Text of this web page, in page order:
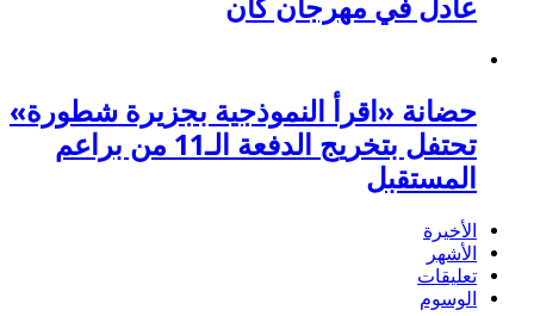
عادل في مهرجان كان
حضانة «اقرأ النموذجية بجزيرة شطورة»
تحتفل بتخريج الدفعة الـ11 من براعم
المستقبل
الأخيرة
الأشهر
تعليقات
الوسوم